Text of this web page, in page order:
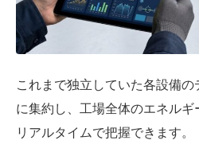
これまで独立していた各設備
に集約し、工場全体のエネル
リアルタイムで把握できます。